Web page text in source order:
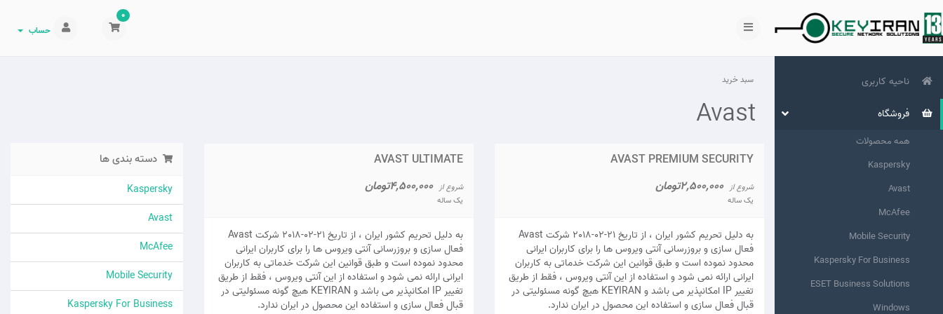
0
حساب
ناحیه کاربری
فروشگاه
همه محصولات
Kaspersky
Avast
McAfee
Mobile Security
Kaspersky For Business
ESET Business Solutions
Windows
سبد خرید
Avast
AVAST PREMIUM SECURITY
شروع از 2,500,000تومان
یک ساله
به دلیل تحریم کشور ایران ، از تاریخ 21-02-2018 شرکت Avast
فعال سازی و بروزرسانی آنتی ویروس ها را برای کاربران ایرانی
محدود نموده است و طبق قوانین این شرکت خدماتی به کاربران
ایرانی ارائه نمی شود و استفاده از این آنتی ویروس ، فقط از طریق
تغییر IP امکانپذیر می باشد و KEYIRAN هیچ گونه مسئولیتی در
قبال فعال سازی و استفاده این محصول در ایران ندارد.
AVAST ULTIMATE
شروع از 4,500,000تومان
یک ساله
به دلیل تحریم کشور ایران ، از تاریخ 21-02-2018 شرکت Avast
فعال سازی و بروزرسانی آنتی ویروس ها را برای کاربران ایرانی
محدود نموده است و طبق قوانین این شرکت خدماتی به کاربران
ایرانی ارائه نمی شود و استفاده از این آنتی ویروس ، فقط از طریق
تغییر IP امکانپذیر می باشد و KEYIRAN هیچ گونه مسئولیتی در
قبال فعال سازی و استفاده این محصول در ایران ندارد.
دسته بندی ها
Kaspersky
Avast
McAfee
Mobile Security
Kaspersky For Business